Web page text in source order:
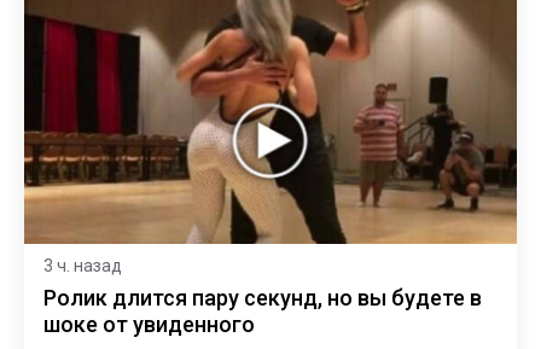
3 ч. назад
Ролик длится пару секунд, но вы будете в
шоке от увиденного